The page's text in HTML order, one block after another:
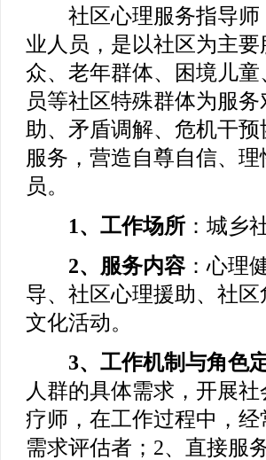
社区心理服务指导师
业人员，是以社区为主
众、老年群体、困境儿
员等社区特殊群体为服
助、矛盾调解、危机干
服务，营造自尊自信、
员。
1、工作场所 ：城乡
2、服务内容：心理
导、社区心理援助、社
文化活动。
3、工作机制与角色
人群的具体需求，开展
疗师，在工作过程中，
需求评估者；2、直接服